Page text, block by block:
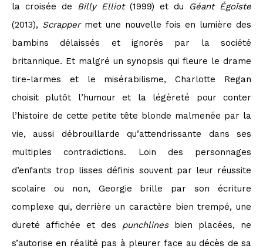
la croisée de Billy Elliot(1999) et du
Géant Égoïste
(2013), Scrappermet une nouvelle fois en lumière des
bambins délaissés et ignorés par la société
britannique. Et malgré un synopsis qui fleure le drame
tire-larmes et le misérabilisme, Charlotte Regan
choisit plutôt l’humour et la légèreté pour conter
l’histoire de cette petite tête blonde malmenée par la
vie, aussi débrouillarde qu’attendrissante dans ses
multiples contradictions. Loin des personnages
d’enfants trop lisses définis souvent par leur réussite
scolaire ou non, Georgie brille par son écriture
complexe qui, derrière un caractère bien trempé, une
dureté affichée et des punchlinesbien placées, ne
s’autorise en réalité pas à pleurer face au décès de sa